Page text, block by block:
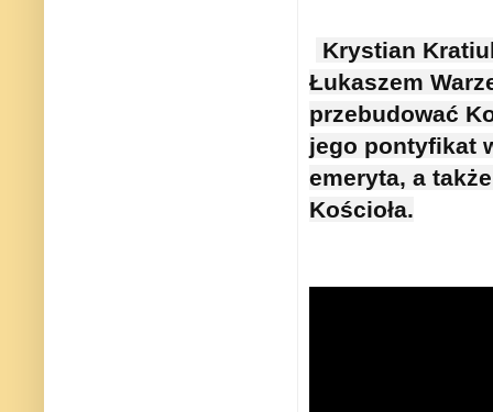
Krystian
Łukaszem
przebudować
jego pontyfikat
emeryta, a
Kościoła.